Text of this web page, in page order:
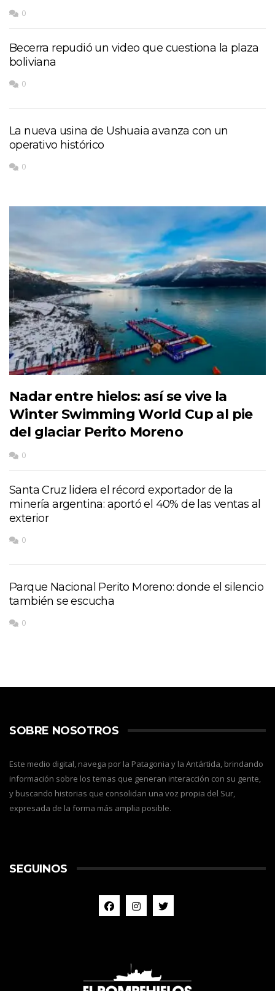
0
Becerra repudió un video que cuestiona la plaza
boliviana
0
La nueva usina de Ushuaia avanza con un
operativo histórico
0
Nadar entre hielos: así se vive la
Winter Swimming World Cup al pie
del glaciar Perito Moreno
0
Santa Cruz lidera el récord exportador de la
minería argentina: aportó el 40% de las ventas al
exterior
0
Parque Nacional Perito Moreno: donde el silencio
también se escucha
0
SOBRE NOSOTROS
Este medio digital, navega por la Patagonia y la Antártida, brindando
información sobre los temas que generan interacción con su gente,
y buscando historias que consolidan una voz propia del Sur,
expresada de la forma más amplia posible.
SEGUINOS